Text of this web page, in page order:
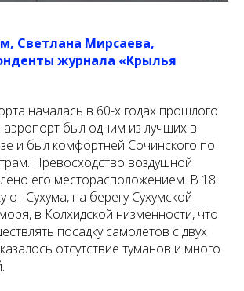
Светлана Мирсаева,
журнала «Крылья
началась в 60-х годах прошлого
аэропорт был одним из лучших в
и был комфортней Сочинского по
Превосходство воздушной
его месторасположением. В 18
от Сухума, на берегу Сухумской
в Колхидской низменности, что
посадку самолётов с двух
отсутствие туманов и много